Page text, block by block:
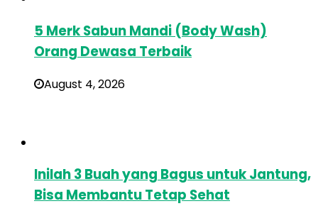
5 Merk Sabun Mandi (Body Wash)
Orang Dewasa Terbaik
August 4, 2026
Inilah 3 Buah yang Bagus untuk Jantung,
Bisa Membantu Tetap Sehat